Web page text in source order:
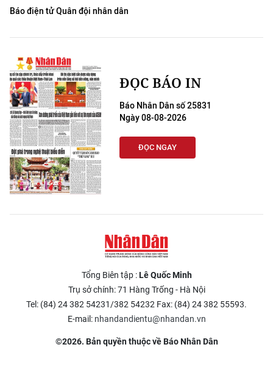
Báo điện tử Quân đội nhân dân
ĐỌC BÁO IN
Báo Nhân Dân số 25831
Ngày 08-08-2026
ĐỌC NGAY
Tổng Biên tập :Lê Quốc Minh
Trụ sở chính: 71 Hàng Trống - Hà Nội
Tel: (84) 24 382 54231/382 54232 Fax: (84) 24 382 55593.
E-mail: nhandandientu@nhandan.vn
©2026. Bản quyền thuộc về Báo Nhân Dân